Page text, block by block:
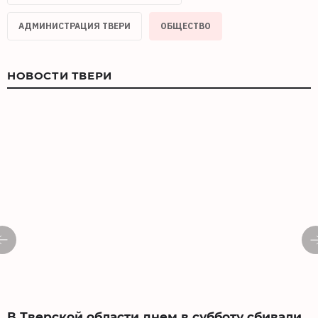
АДМИНИСТРАЦИЯ ТВЕРИ ОБЩЕСТВО
НОВОСТИ ТВЕРИ